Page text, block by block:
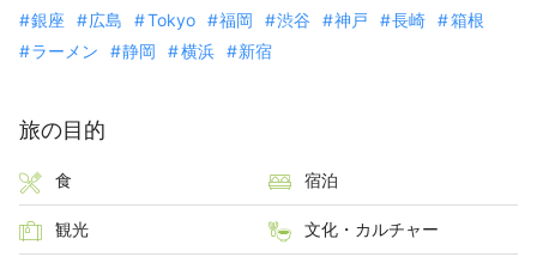
銀座
広島 Tokyo 福岡 渋谷 神戸 長崎
箱根
ラーメン
静岡 横浜 新宿
旅の目的
食 宿泊
観光 文化・カルチャー